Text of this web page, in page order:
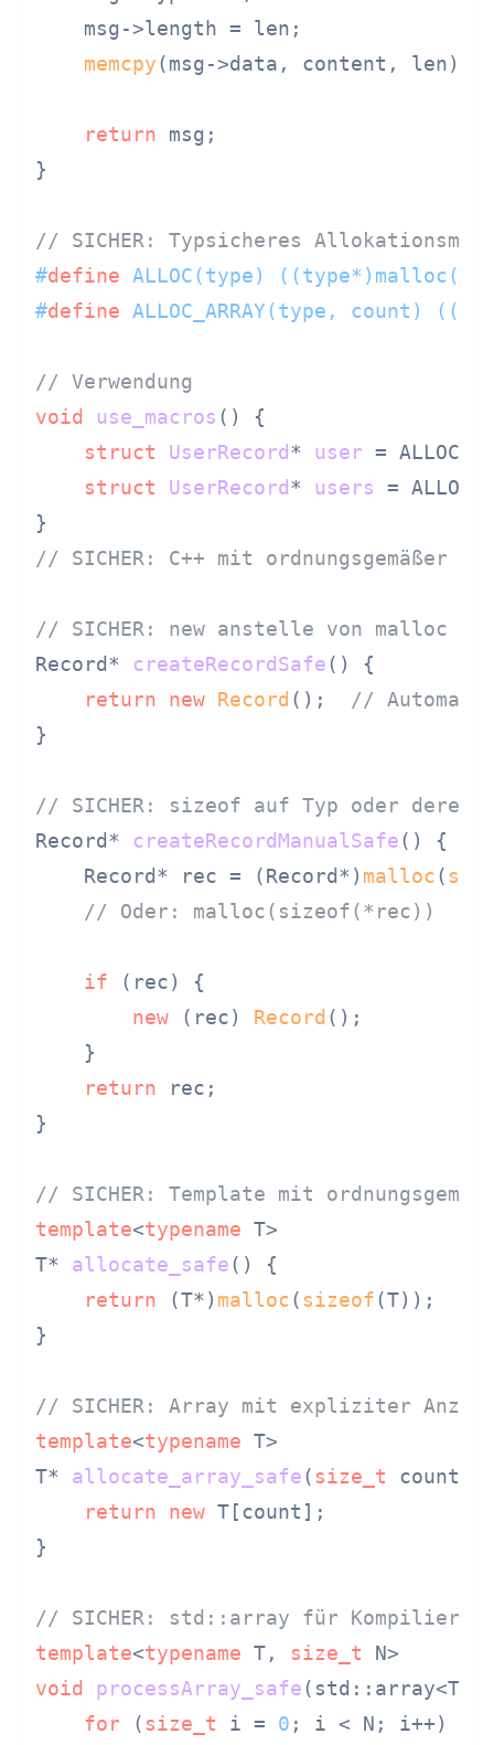
    msg->length = len;
memcpy(msg->data, content, len);
return msg;
}
// SICHER: Typsicheres
#define ALLOC(type)
#define ALLOC_ARRAY(type, count)
// Verwendung
void
use_macros ()
{
struct
UserRecord* user = ALLOC(
struct
UserRecord* users =
// SICHER: C++ mit ordnungsgemäßer
// SICHER: new anstelle von malloc
Record* createRecordSafe()
{
return
new Record (); //
}
// SICHER: sizeof auf Typ oder
Record* createRecordManualSafe()
{
    Record* rec = (Record*)
malloc(
// Oder: malloc(sizeof(*rec))
if (rec) {
new (rec) Record ();
    }
return rec;
}
// SICHER: Template mit
template<typename T>
T* allocate_safe()
{
return (T*) malloc( sizeof(T));
}
// SICHER: Array mit expliziter
template<typename T>
T* allocate_array_safe( size_t count)
return
new T[count];
}
// SICHER: std::array für
template<typename T, size_t
void
processArray_safe(std::array<T,
for ( size_t i = 0 ; i < N; i++) {